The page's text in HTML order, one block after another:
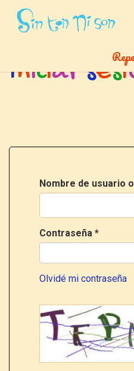
Inicio » Ingresar
Iniciarsesi
Nombre de usuario
Contraseña *
Olvidé mi contraseña